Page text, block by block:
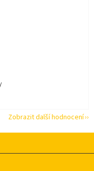
hvězdiček.
Zobrazit další hodnocení